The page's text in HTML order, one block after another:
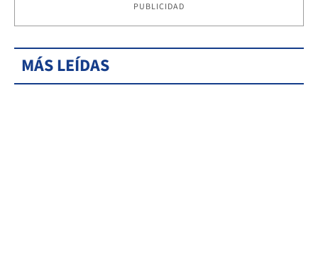
PUBLICIDAD
MÁS LEÍDAS